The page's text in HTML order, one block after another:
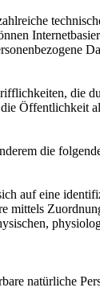
die
Öffentlichkeit
die
auf eine
mittels
natürliche